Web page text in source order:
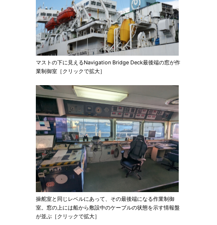
マストの下に見えるNavigation Bridge Deck最後端の窓が作
業制御室［クリックで拡大］
操舵室と同じレベルにあって、その最後端になる作業制御
室。窓の上には船から敷設中のケーブルの状態を示す情報盤
が並ぶ［クリックで拡大］